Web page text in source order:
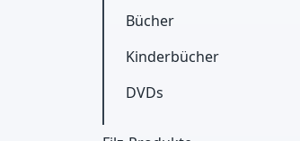
Bücher
Kinderbücher
DVDs